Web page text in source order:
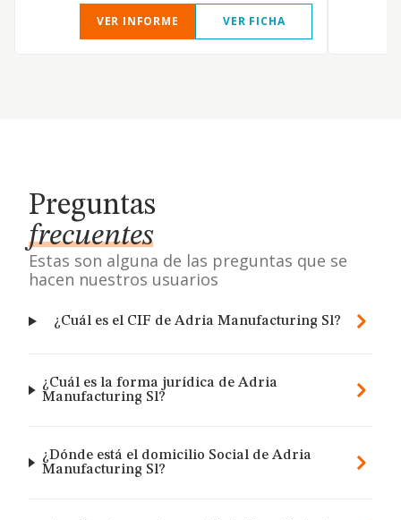
VER INFORME VER FICHA
Preguntas
frecuentes
Estas son alguna de las preguntas que se
hacen nuestros usuarios
¿Cuál es el CIF de Adria Manufacturing Sl?
¿Cuál es la forma jurídica de Adria
Manufacturing Sl?
¿Dónde está el domicilio Social de Adria
Manufacturing Sl?